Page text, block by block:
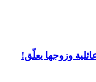
وزوجها يعلّق!